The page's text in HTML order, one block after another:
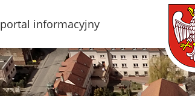
MIASTO LUBOŃ
portal informacyjny